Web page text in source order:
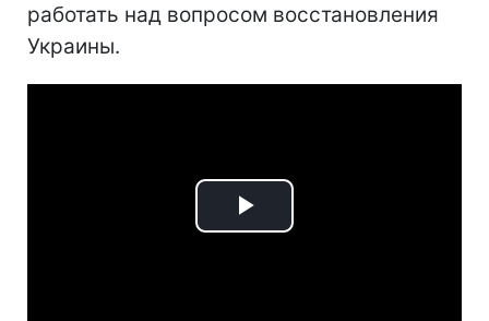
работать над вопросом восстановления
Украины.
Play